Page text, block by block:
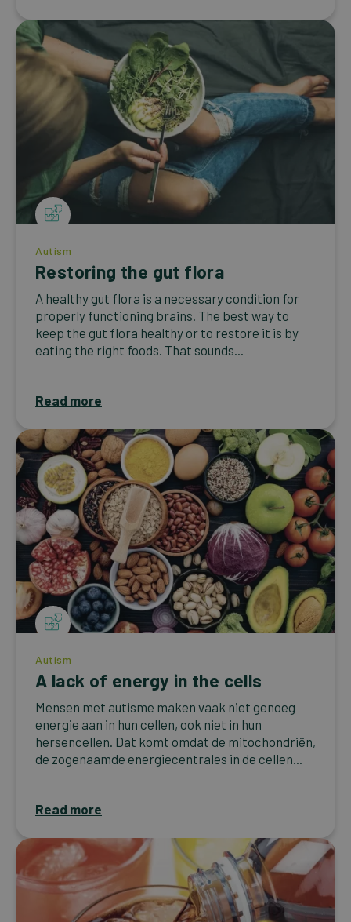
Autism
Restoring the gut flora
A healthy gut flora is a necessary condition for
properly functioning brains. The best way to
keep the gut flora healthy or to restore it is by
eating the right foods. That sounds...
Read more
Autism
A lack of energy in the cells
Mensen met autisme maken vaak niet genoeg
energie aan in hun cellen, ook niet in hun
hersencellen. Dat komt omdat de mitochondriën,
de zogenaamde energiecentrales in de cellen...
Read more